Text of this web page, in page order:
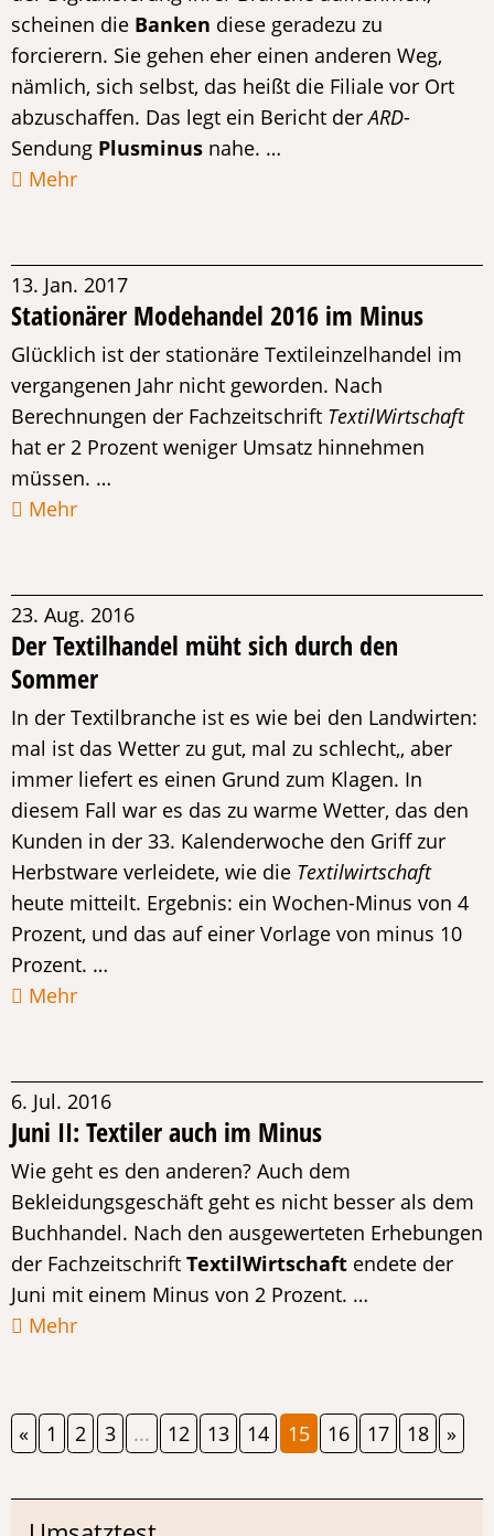
scheinen die Banken diese geradezu zu
forcierern. Sie gehen eher einen anderen Weg,
nämlich, sich selbst, das heißt die Filiale vor Ort
abzuschaffen. Das legt ein Bericht derARD-
Sendung Plusminus nahe. …
Mehr
13. Jan. 2017
Stationärer Modehandel 2016 im Minus
Glücklich ist der stationäre Textileinzelhandel im
vergangenen Jahr nicht geworden. Nach
Berechnungen der Fachzeitschrift TextilWirtschaft
hat er 2 Prozent weniger Umsatz hinnehmen
müssen. …
Mehr
23. Aug. 2016
Der Textilhandel müht sich durch den
Sommer
In der Textilbranche ist es wie bei den Landwirten:
mal ist das Wetter zu gut, mal zu schlecht,, aber
immer liefert es einen Grund zum Klagen. In
diesem Fall war es das zu warme Wetter, das den
Kunden in der 33. Kalenderwoche den Griff zur
Herbstware verleidete, wie die Textilwirtschaft
heute mitteilt. Ergebnis: ein Wochen-Minus von 4
Prozent, und das auf einer Vorlage von minus 10
Prozent. …
Mehr
6. Jul. 2016
Juni II: Textiler auch im Minus
Wie geht es den anderen? Auch dem
Bekleidungsgeschäft geht es nicht besser als dem
Buchhandel. Nach den ausgewerteten Erhebungen
der Fachzeitschrift TextilWirtschaft endete der
Juni mit einem Minus von 2 Prozent. …
Mehr
« 1 2 3 ... 12 13 14 15 16 17 18 »